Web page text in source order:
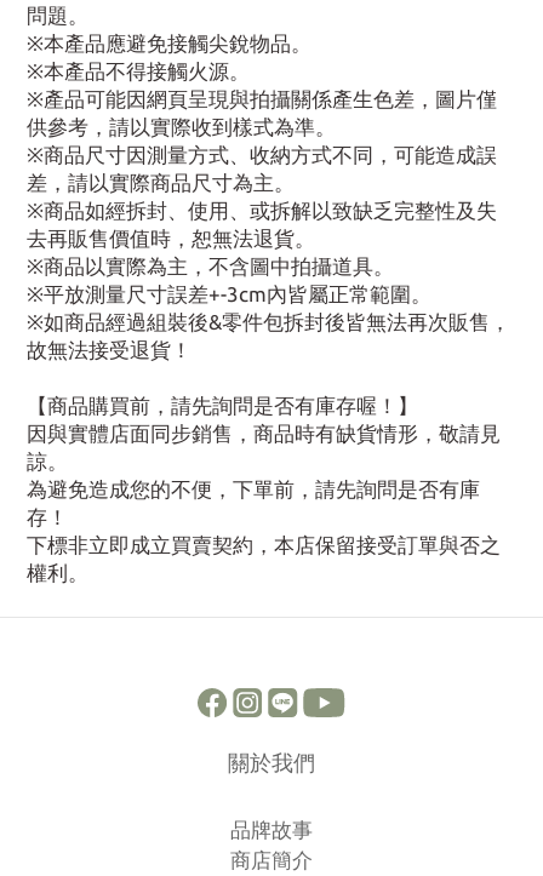
問題。
※本產品應避免接觸尖銳物品。
※本產品不得接觸火源。
※產品可能因網頁呈現與拍攝關係產生色差，圖片僅
供參考，請以實際收到樣式為準。
※商品尺寸因測量方式、收納方式不同，可能造成誤
差，請以實際商品尺寸為主。
※商品如經拆封、使用、或拆解以致缺乏完整性及失
去再販售價值時，恕無法退貨。
※商品以實際為主，不含圖中拍攝道具。
※平放測量尺寸誤差+-3cm內皆屬正常範圍。
※如商品經過組裝後&零件包拆封後皆無法再次販售，
故無法接受退貨！
【商品購買前，請先詢問是否有庫存喔！】
因與實體店面同步銷售，商品時有缺貨情形，敬請見
諒。
為避免造成您的不便，下單前，請先詢問是否有庫
存！
下標非立即成立買賣契約，本店保留接受訂單與否之
權利。
關於我們
品牌故事
商店簡介